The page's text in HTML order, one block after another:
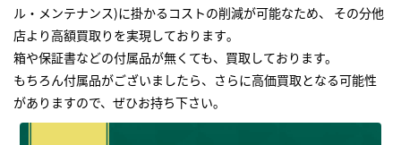
ル・メンテナンス)に掛かるコストの削減が可能なため、 その分他
店より高額買取りを実現しております｡
箱や保証書などの付属品が無くても、買取しております。
もちろん付属品がございましたら、さらに高価買取となる可能性
がありますので、ぜひお持ち下さい｡